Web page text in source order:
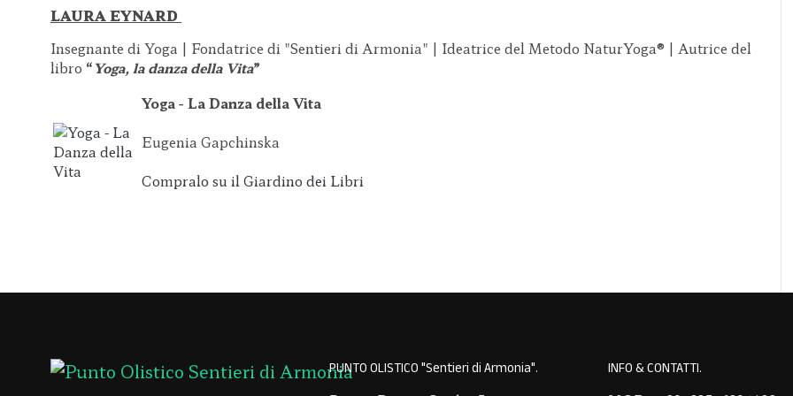
LAURA EYNARD
Insegnante di Yoga | Fondatrice di "Sentieri di Armonia" | Ideatrice del Metodo NaturYoga® | Autrice del
libro “Yoga, la danza della Vita”
Yoga - La Danza della Vita
Eugenia Gapchinska
Compralo su il Giardino dei Libri
PUNTO OLISTICO "Sentieri di Armonia" INFO & CONTATTI